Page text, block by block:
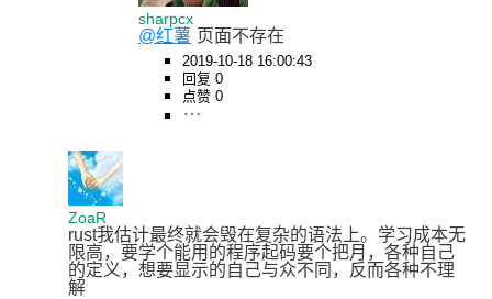
sharpcx
@红薯 页面不存在
2019-10-18 16:00:43
回复 0
点赞 0
ZoaR
rust我估计最终就会毁在复杂的语法上。学习成本无
限高，要学个能用的程序起码要个把月，各种自己
的定义，想要显示的自己与众不同，反而各种不理
解